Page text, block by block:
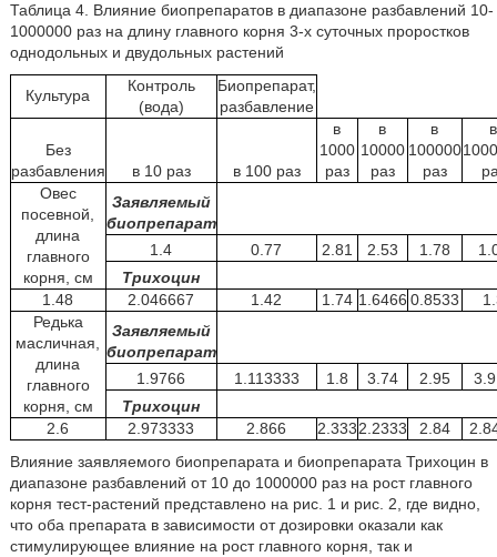
Таблица 4. Влияние биопрепаратов в диапазоне разбавлений 10-
1000000 раз на длину главного корня 3-х суточных проростков
однодольных и двудольных растений
Культура
Контроль
(вода)
Биопрепарат,
разбавление
Без
разбавления
в 10 раз в 100 раз
в
1000
раз
в
10000
раз
в
100000
раз
в
Овес
посевной,
длина
главного
корня, см
Заявляемый
биопрепарат
1.4
0.77 2.81 2.53 1.78
Трихоцин
1.48
2.046667 1.42 1.74 1.6466 0.8533
Редька
масличная,
длина
главного
корня, см
Заявляемый
биопрепарат
1.9766
1.113333 1.8 3.74 2.95
Трихоцин
2.6
2.973333 2.866 2.3332.2333 2.84
Влияние заявляемого биопрепарата и биопрепарата Трихоцин в
диапазоне разбавлений от 10 до 1000000 раз на рост главного
корня тест-растений представлено на рис. 1 и рис. 2, где видно,
что оба препарата в зависимости от дозировки оказали как
стимулирующее влияние на рост главного корня, так и